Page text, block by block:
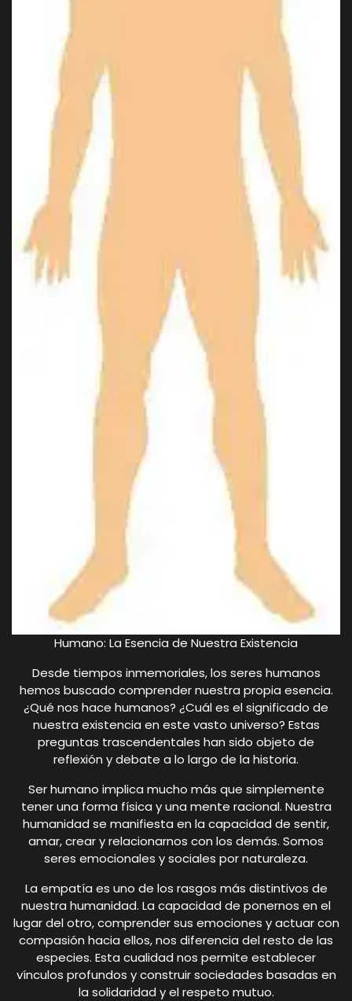
Humano: La Esencia de Nuestra Existencia
Desde tiempos inmemoriales, los seres humanos
hemos buscado comprender nuestra propia esencia.
¿Qué nos hace humanos? ¿Cuál es el significado de
nuestra existencia en este vasto universo? Estas
preguntas trascendentales han sido objeto de
reflexión y debate a lo largo de la historia.
Ser humano implica mucho más que simplemente
tener una forma física y una mente racional. Nuestra
humanidad se manifiesta en la capacidad de sentir,
amar, crear y relacionarnos con los demás. Somos
seres emocionales y sociales por naturaleza.
La empatía es uno de los rasgos más distintivos de
nuestra humanidad. La capacidad de ponernos en el
lugar del otro, comprender sus emociones y actuar con
compasión hacia ellos, nos diferencia del resto de las
especies. Esta cualidad nos permite establecer
vínculos profundos y construir sociedades basadas en
la solidaridad y el respeto mutuo.